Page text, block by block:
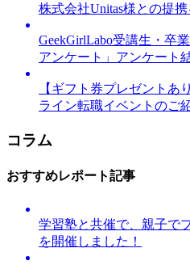
株式会社Unitas様との提
GeekGirlLabo受講生・卒
アンケート」アンケート
【ギフト券プレゼントあ
ライン転職イベントのご
コラム
おすすめレポート記事
学習塾と共催で、親子で
を開催しました！